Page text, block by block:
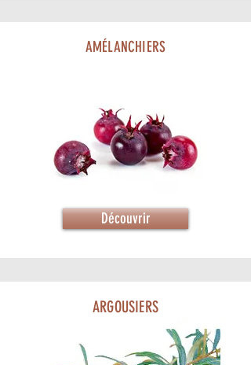
AMÉLANCHIERS
Découvrir
ARGOUSIERS